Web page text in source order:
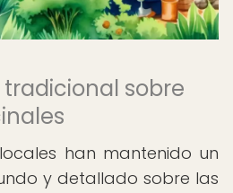
sobre
han mantenido un
y detallado sobre las